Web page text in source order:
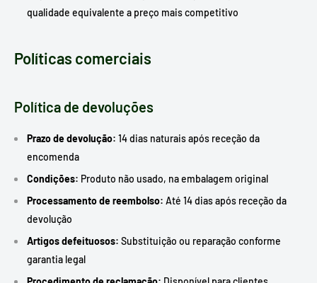
qualidade equivalente a preço mais competitivo
Políticas comerciais
Política de devoluções
Prazo de devolução: 14 dias naturais após receção da
encomenda
Condições: Produto não usado, na embalagem original
Processamento de reembolso: Até 14 dias após receção da
devolução
Artigos defeituosos: Substituição ou reparação conforme
garantia legal